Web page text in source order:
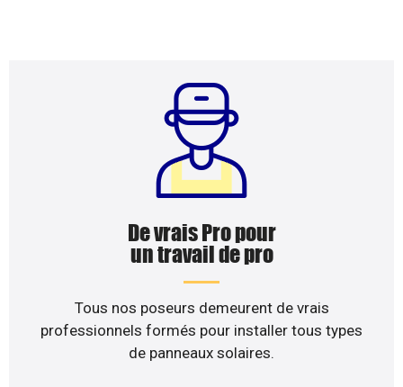
De vrais Pro pour
un travail de pro
Tous nos poseurs demeurent de vrais
professionnels formés pour installer tous types
de panneaux solaires.